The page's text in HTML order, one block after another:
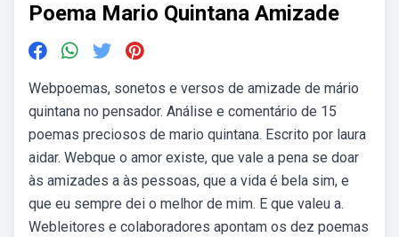
Poema Mario Quintana Amizade
Webpoemas, sonetos e versos de amizade de mário
quintana no pensador. Análise e comentário de 15
poemas preciosos de mario quintana. Escrito por laura
aidar. Webque o amor existe, que vale a pena se doar
às amizades a às pessoas, que a vida é bela sim, e
que eu sempre dei o melhor de mim. E que valeu a.
Webleitores e colaboradores apontam os dez poemas